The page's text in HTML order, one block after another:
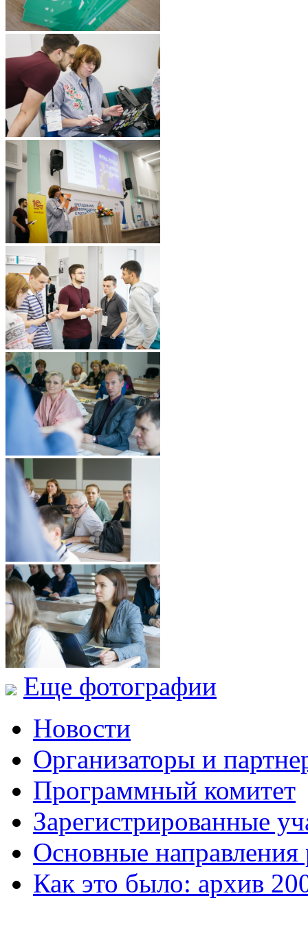
Еще фотографии
Новости
Организаторы и
Программный комитет
Зарегистрированные
Основные направления
Как это было: архив